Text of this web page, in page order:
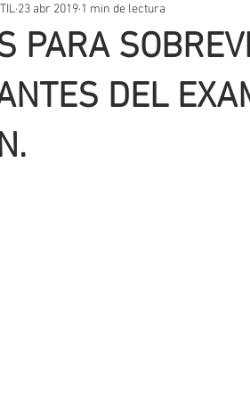
PRÁCTICOS TEMARIOS
EDUCATIVA SITUACIONES DE
PARA
DEL
23 abr 2019 1 min de lectura